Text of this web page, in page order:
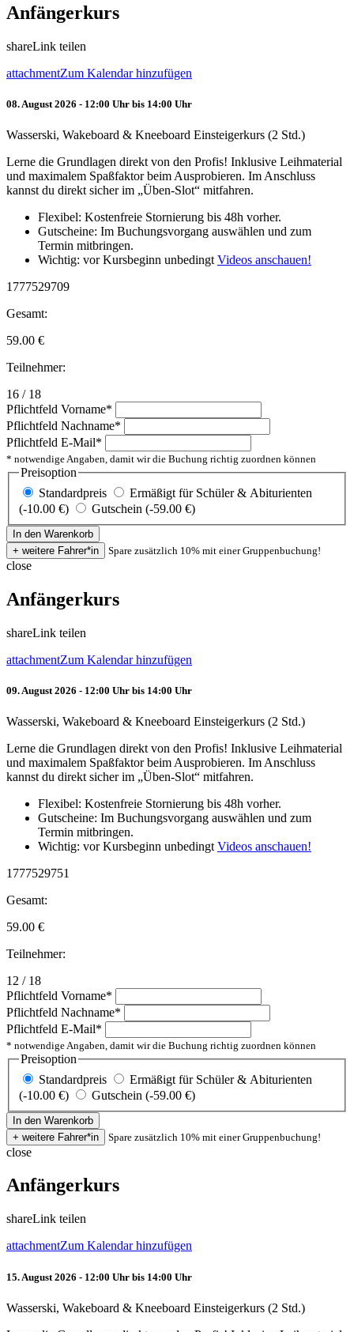
Anfängerkurs
shareLink teilen
attachmentZum Kalendar hinzufügen
08. August 2026 - 12:00 Uhr bis 14:00 Uhr
Wasserski, Wakeboard & Kneeboard Einsteigerkurs (2 Std.)
Lerne die Grundlagen direkt von den Profis! Inklusive Leihmaterial
und maximalem Spaßfaktor beim Ausprobieren. Im Anschluss
kannst du direkt sicher im „Üben-Slot“ mitfahren.
Flexibel: Kostenfreie Stornierung bis 48h vorher.
Gutscheine: Im Buchungsvorgang auswählen und zum
Termin mitbringen.
Wichtig: vor Kursbeginn unbedingt Videos anschauen!
1777529709
Gesamt:
59.00 €
Teilnehmer:
16 / 18
Pflichtfeld Vorname*
Pflichtfeld Nachname*
Pflichtfeld E-Mail*
* notwendige Angaben, damit wir die Buchung richtig zuordnen können
Preisoption
Standardpreis
Ermäßigt für Schüler & Abiturienten
(-10.00 €)
Gutschein (-59.00 €)
Spare zusätzlich 10% mit einer Gruppenbuchung!
close
Anfängerkurs
shareLink teilen
attachmentZum Kalendar hinzufügen
09. August 2026 - 12:00 Uhr bis 14:00 Uhr
Wasserski, Wakeboard & Kneeboard Einsteigerkurs (2 Std.)
Lerne die Grundlagen direkt von den Profis! Inklusive Leihmaterial
und maximalem Spaßfaktor beim Ausprobieren. Im Anschluss
kannst du direkt sicher im „Üben-Slot“ mitfahren.
Flexibel: Kostenfreie Stornierung bis 48h vorher.
Gutscheine: Im Buchungsvorgang auswählen und zum
Termin mitbringen.
Wichtig: vor Kursbeginn unbedingt Videos anschauen!
1777529751
Gesamt:
59.00 €
Teilnehmer:
12 / 18
Pflichtfeld Vorname*
Pflichtfeld Nachname*
Pflichtfeld E-Mail*
* notwendige Angaben, damit wir die Buchung richtig zuordnen können
Preisoption
Standardpreis
Ermäßigt für Schüler & Abiturienten
(-10.00 €)
Gutschein (-59.00 €)
Spare zusätzlich 10% mit einer Gruppenbuchung!
close
Anfängerkurs
shareLink teilen
attachmentZum Kalendar hinzufügen
15. August 2026 - 12:00 Uhr bis 14:00 Uhr
Wasserski, Wakeboard & Kneeboard Einsteigerkurs (2 Std.)